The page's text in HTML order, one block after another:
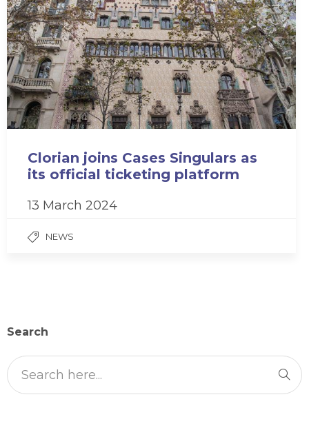
Clorian joins Cases Singulars as
its official ticketing platform
13 March 2024
NEWS
Search